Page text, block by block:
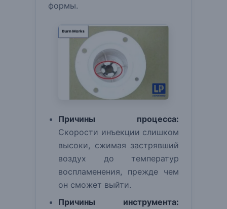
формы.
Причины процесса:
Скорости инъекции слишком
высоки, сжимая застрявший
воздух до температур
воспламенения, прежде чем
он сможет выйти.
Причины инструмента: